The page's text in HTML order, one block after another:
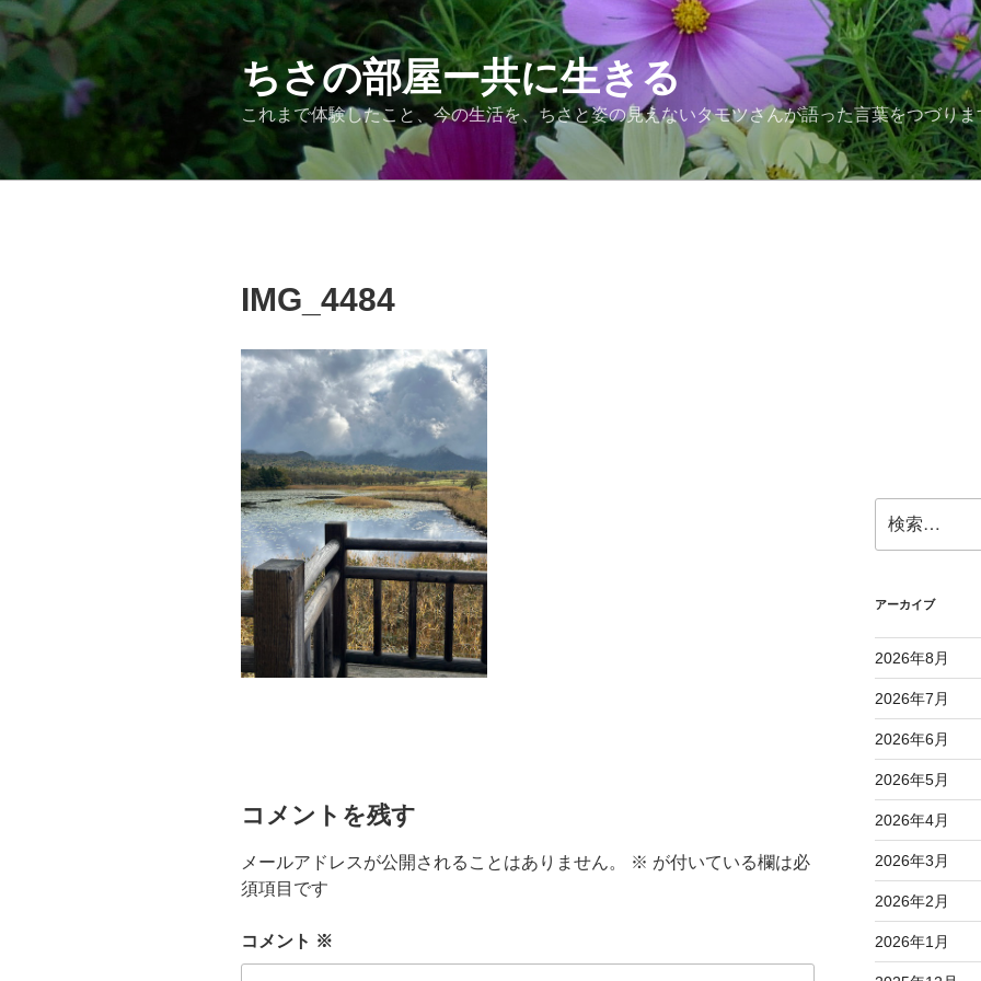
コ
ン
テ
ツ
ちさの部屋ー共に生きる
これまで体験したこと、今の生活を、ちさと姿の見えないタモツさんが語った言葉をつづりま
IMG_4484
コメントを残す
メールアドレスが公開されることはありません。 ※ が付いている欄は必
須項目です
コメント ※
索:
アーカイブ
2026年8月
2026年7月
2026年6月
2026年5月
2026年4月
2026年3月
2026年2月
2026年1月